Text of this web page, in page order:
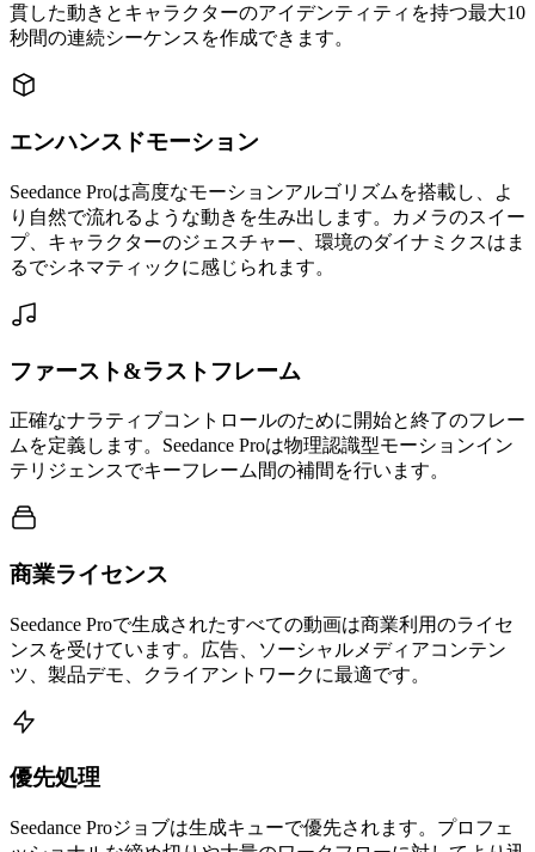
貫した動きとキャラクターのアイデンティティを持つ最大10
秒間の連続シーケンスを作成できます。
エンハンスドモーション
Seedance Proは高度なモーションアルゴリズムを搭載し、よ
り自然で流れるような動きを生み出します。カメラのスイー
プ、キャラクターのジェスチャー、環境のダイナミクスはま
るでシネマティックに感じられます。
ファースト&ラストフレーム
正確なナラティブコントロールのために開始と終了のフレー
ムを定義します。Seedance Proは物理認識型モーションイン
テリジェンスでキーフレーム間の補間を行います。
商業ライセンス
Seedance Proで生成されたすべての動画は商業利用のライセ
ンスを受けています。広告、ソーシャルメディアコンテン
ツ、製品デモ、クライアントワークに最適です。
優先処理
Seedance Proジョブは生成キューで優先されます。プロフェ